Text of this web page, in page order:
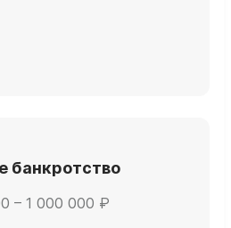
банкротство
– 1 000 000 ₽